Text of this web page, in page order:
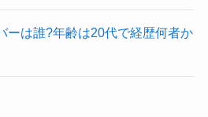
ーは誰?年齢は20代で経歴何者か